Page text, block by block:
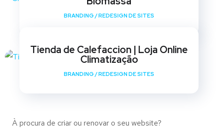
BRANDING /REDESIGN DE SITES
Tienda de Calefaccion | Loja Online
Climatização
BRANDING /REDESIGN DE SITES
À procura de criar ou renovar o seu website?